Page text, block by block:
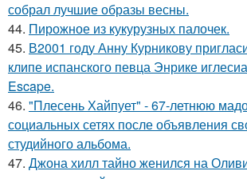
собрал лучшие образы весны.
44. Пирожное из кукурузных палочек.
45. В2001 году Анну Курникову
клипе испанского певца Энрике
Escape.
46. "Плесень Хайпует" - 67-летнюю
социальных сетях после объявления
студийного альбома.
47. Джона хилл тайно женился на